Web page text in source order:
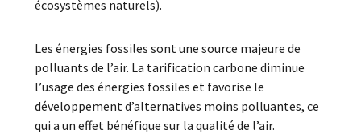
écosystèmes naturels).
Les énergies fossiles sont une source majeure de
polluants de l’air. La tarification carbone diminue
l’usage des énergies fossiles et favorise le
développement d’alternatives moins polluantes, ce
qui a un effet bénéfique sur la qualité de l’air.